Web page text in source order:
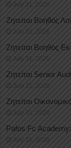
July 31, 2026
Ζητείται Βοηθός
July 31, 2026
Ζητείται Βοηθός
July 31, 2026
Ζητείται Senior
July 31, 2026
Ζητείται
July 31, 2026
Pafos Fc Academy:
July 31, 2026